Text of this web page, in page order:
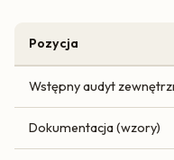
Pozycja
Wstępny audyt
Dokumentacja (wzory)